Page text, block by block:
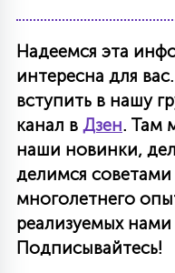
Надеемся эта
интересна для
вступить в нашу
канал в Дзен. Там
наши новинки,
делимся
многолетнего
реализуемых нами
Подписывайтесь!